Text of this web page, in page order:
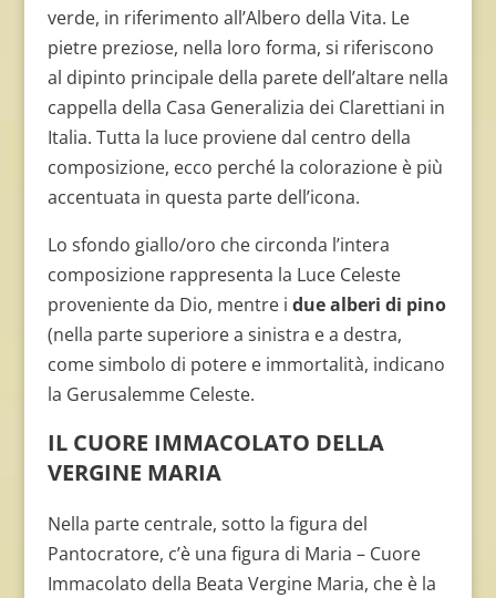
verde, in riferimento all’Albero della Vita. Le
pietre preziose, nella loro forma, si riferiscono
al dipinto principale della parete dell’altare nella
cappella della Casa Generalizia dei Clarettiani in
Italia. Tutta la luce proviene dal centro della
composizione, ecco perché la colorazione è più
accentuata in questa parte dell’icona.
Lo sfondo giallo/oro che circonda l’intera
composizione rappresenta la Luce Celeste
proveniente da Dio, mentre i due alberi di pino
(nella parte superiore a sinistra e a destra,
come simbolo di potere e immortalità, indicano
la Gerusalemme Celeste.
IL CUORE IMMACOLATO DELLA
VERGINE MARIA
Nella parte centrale, sotto la figura del
Pantocratore, c’è una figura di Maria – Cuore
Immacolato della Beata Vergine Maria, che è la